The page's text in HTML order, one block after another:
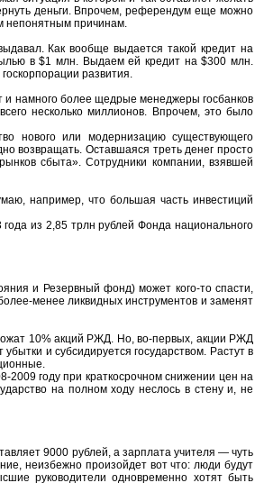
деньги. Впрочем, референдум еще можно
непонятным причинам.
Как вообще выдается такой кредит на
в $1 млн. Выдаем ей кредит на $300 млн.
развития.
и намного более щедрые менеджеры госбанков
несколько миллионов. Впрочем, это было
нового или модернизацию существующего
возвращать. Оставшаяся треть денег просто
сбыта». Сотрудники компании, взявшей
например, что большая часть инвестиций
из 2,85 трлн рублей Фонда национального
и Резервный фонд) может кого-то спасти,
менее ликвидных инструментов и заменят
10% акций РЖД. Но, во-первых, акции РЖД
и субсидируется государством. Растут в
году при краткосрочном снижении цен на
на полном ходу неслось в стену и, не
9000 рублей, а зарплата учителя — чуть
неизбежно произойдет вот что: люди будут
руководители одновременно хотят быть